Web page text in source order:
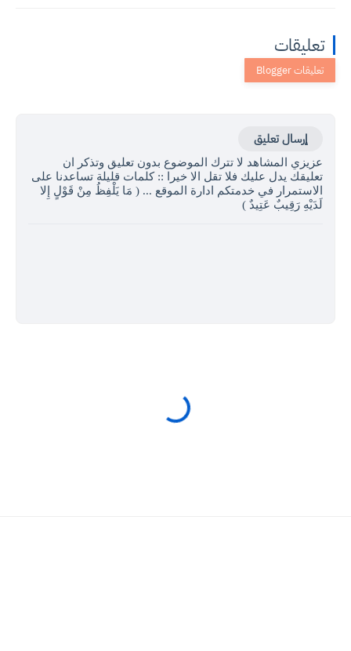
تعليقات
إرسال تعليق
عزيزي المشاهد لا تترك الموضوع بدون تعليق وتذكر ان
تعليقك يدل عليك فلا تقل الا خيرا :: كلمات قليلة تساعدنا على
الاستمرار في خدمتكم ادارة الموقع ... ( مَا يَلْفِظُ مِنْ قَوْلٍ إِلا
لَدَيْهِ رَقِيبٌ عَتِيدٌ )